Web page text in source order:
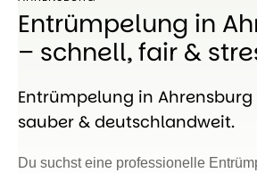
Entrümpelung in
– schnell, fair &
Entrümpelung in Ahrensburg
sauber & deutschlandweit.
Du suchst eine professionelle